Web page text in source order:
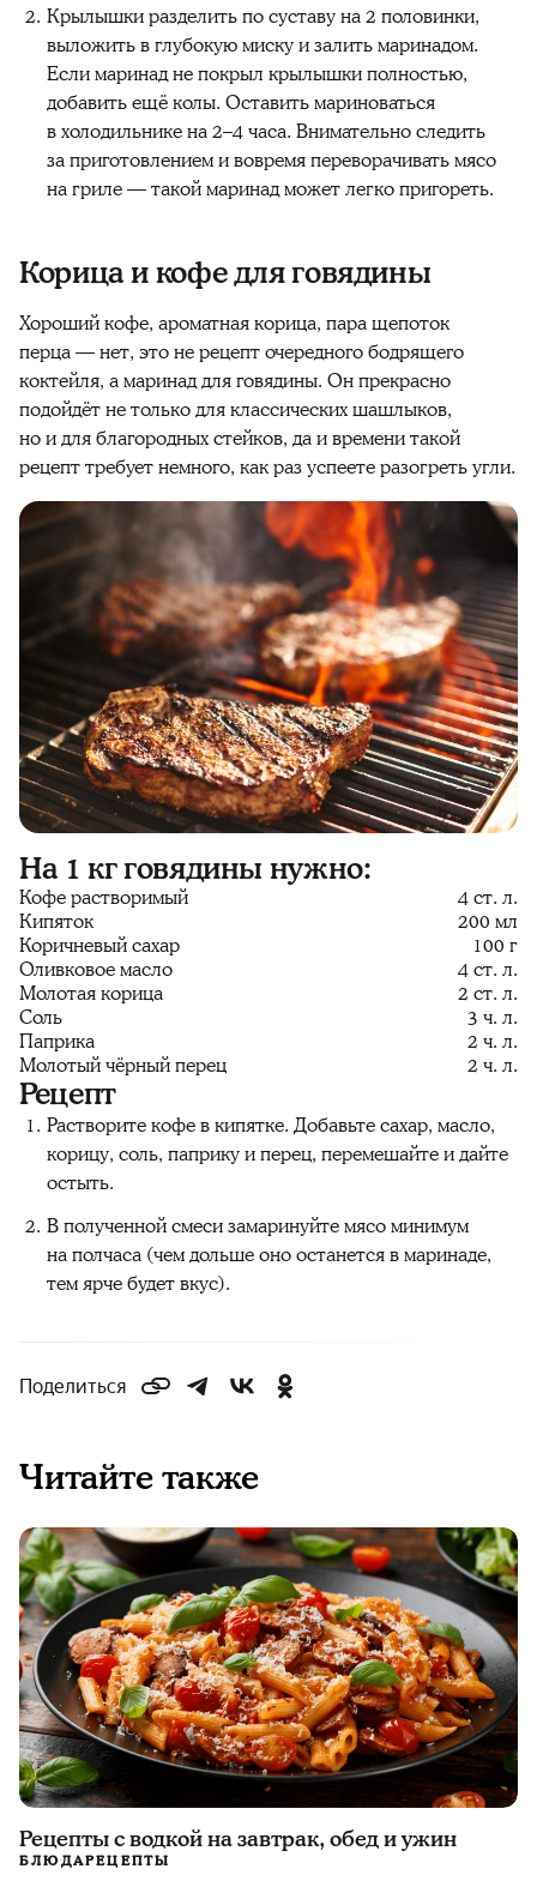
Крылышки разделить по суставу на 2 половинки,
выложить в глубокую миску и залить маринадом.
Если маринад не покрыл крылышки полностью,
добавить ещё колы. Оставить мариноваться
в холодильнике на 2–4 часа. Внимательно следить
за приготовлением и вовремя переворачивать мясо
на гриле — такой маринад может легко пригореть.
Корица и кофе для говядины
Хороший кофе, ароматная корица, пара щепоток
перца — нет, это не рецепт очередного бодрящего
коктейля, а маринад для говядины. Он прекрасно
подойдёт не только для классических шашлыков,
но и для благородных стейков, да и времени такой
рецепт требует немного, как раз успеете разогреть угли.
На 1 кг говядины нужно:
Кофе растворимый
4 ст. л.
Кипяток
200 мл
Коричневый сахар
100 г
Оливковое масло
4 ст. л.
Молотая корица
2 ст. л.
Соль
3 ч. л.
Паприка
2 ч. л.
Молотый чёрный перец
2 ч. л.
Рецепт
Растворите кофе в кипятке. Добавьте сахар, масло,
корицу, соль, паприку и перец, перемешайте и дайте
остыть.
В полученной смеси замаринуйте мясо минимум
на полчаса (чем дольше оно останется в маринаде,
тем ярче будет вкус).
Поделиться
Читайте также
Рецепты с водкой на завтрак, обед и ужин
БЛЮДАРЕЦЕПТЫ